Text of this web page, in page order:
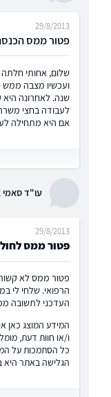
פטור ממס
29/8/2013
שלום, אחותי חלתה
ועכשיו מצבה ממש
שנה. לאחרונה היא
לעבודה בחצי
אם היא מתחילה
עו"ד סאמי
פטור ממס
29/8/2013
פטור ממס לא
הרפואי. שלחי לי
העדכני לתשובה
המידע המוצג כאן
ו/או חוות דעת,
כל הסתמכות על
הגלישה באתר היא